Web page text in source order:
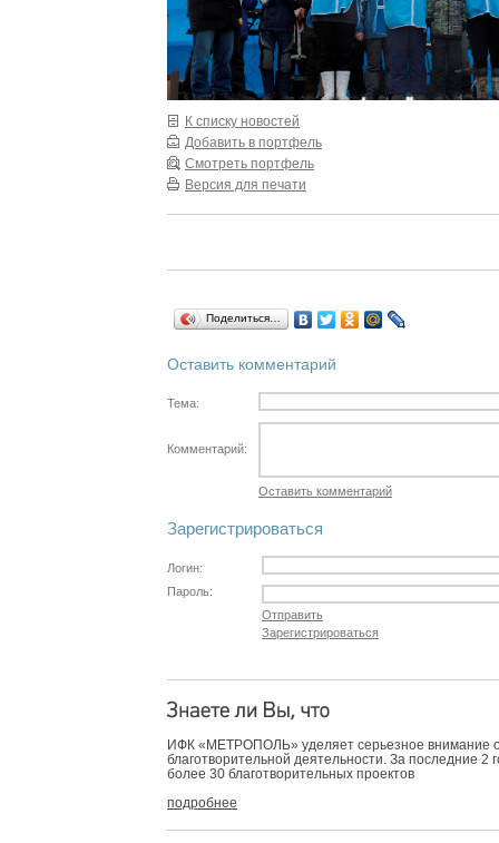
К списку новостей
Добавить в портфель
Смотреть портфель
Версия для печати
Поделиться…
Оставить комментарий
Тема:
Комментарий:
Оставить комментарий
Зарегистрироваться
Логин:
Пароль:
Отправить
Зарегистрироваться
ИФК «МЕТРОПОЛЬ» уделяет серьезное внимание
благотворительной деятельности. За последние 2
более 30 благотворительных проектов
подробнее